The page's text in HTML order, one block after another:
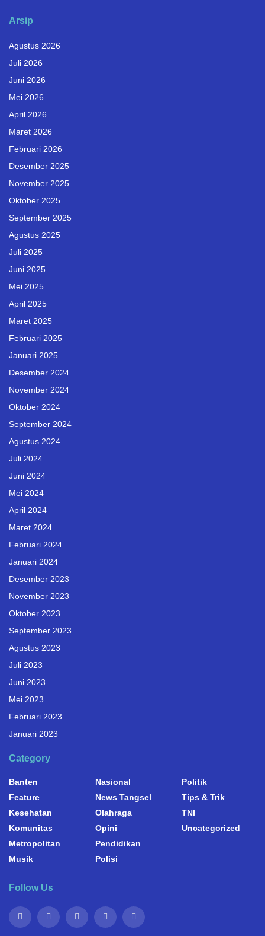
Arsip
Agustus 2026
Juli 2026
Juni 2026
Mei 2026
April 2026
Maret 2026
Februari 2026
Desember 2025
November 2025
Oktober 2025
September 2025
Agustus 2025
Juli 2025
Juni 2025
Mei 2025
April 2025
Maret 2025
Februari 2025
Januari 2025
Desember 2024
November 2024
Oktober 2024
September 2024
Agustus 2024
Juli 2024
Juni 2024
Mei 2024
April 2024
Maret 2024
Februari 2024
Januari 2024
Desember 2023
November 2023
Oktober 2023
September 2023
Agustus 2023
Juli 2023
Juni 2023
Mei 2023
Februari 2023
Januari 2023
Category
Banten
Feature
Kesehatan
Komunitas
Metropolitan
Musik
Nasional
News Tangsel
Olahraga
Opini
Pendidikan
Polisi
Politik
Tips & Trik
TNI
Uncategorized
Follow Us